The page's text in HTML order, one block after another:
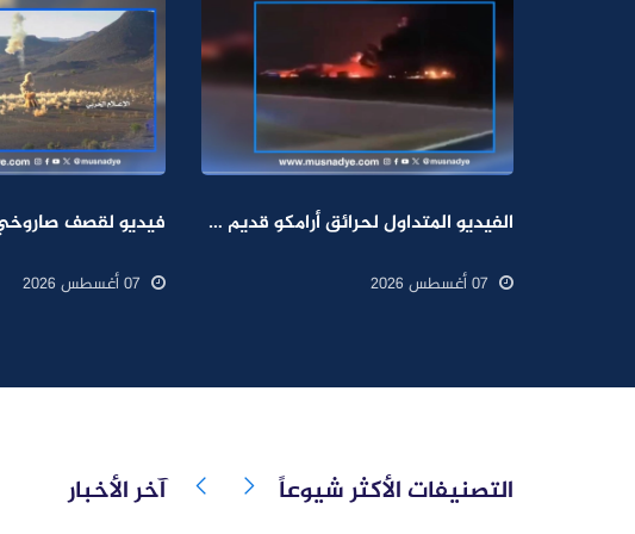
الفيديو المتداول لحرائق أرامكو قديم ويعود إلى عام 2022
التصنيفات الأكثر شيوعاً آخر الأخبار